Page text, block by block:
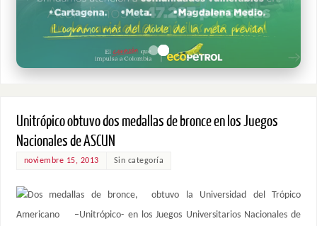
Unitrópico obtuvo dos medallas de bronce en los Juegos
Nacionales de ASCUN
noviembre 15, 2013 Sin categoría
Dos medallas de bronce, obtuvo la Universidad del Trópico
Americano –Unitrópico- en los Juegos Universitarios Nacionales de